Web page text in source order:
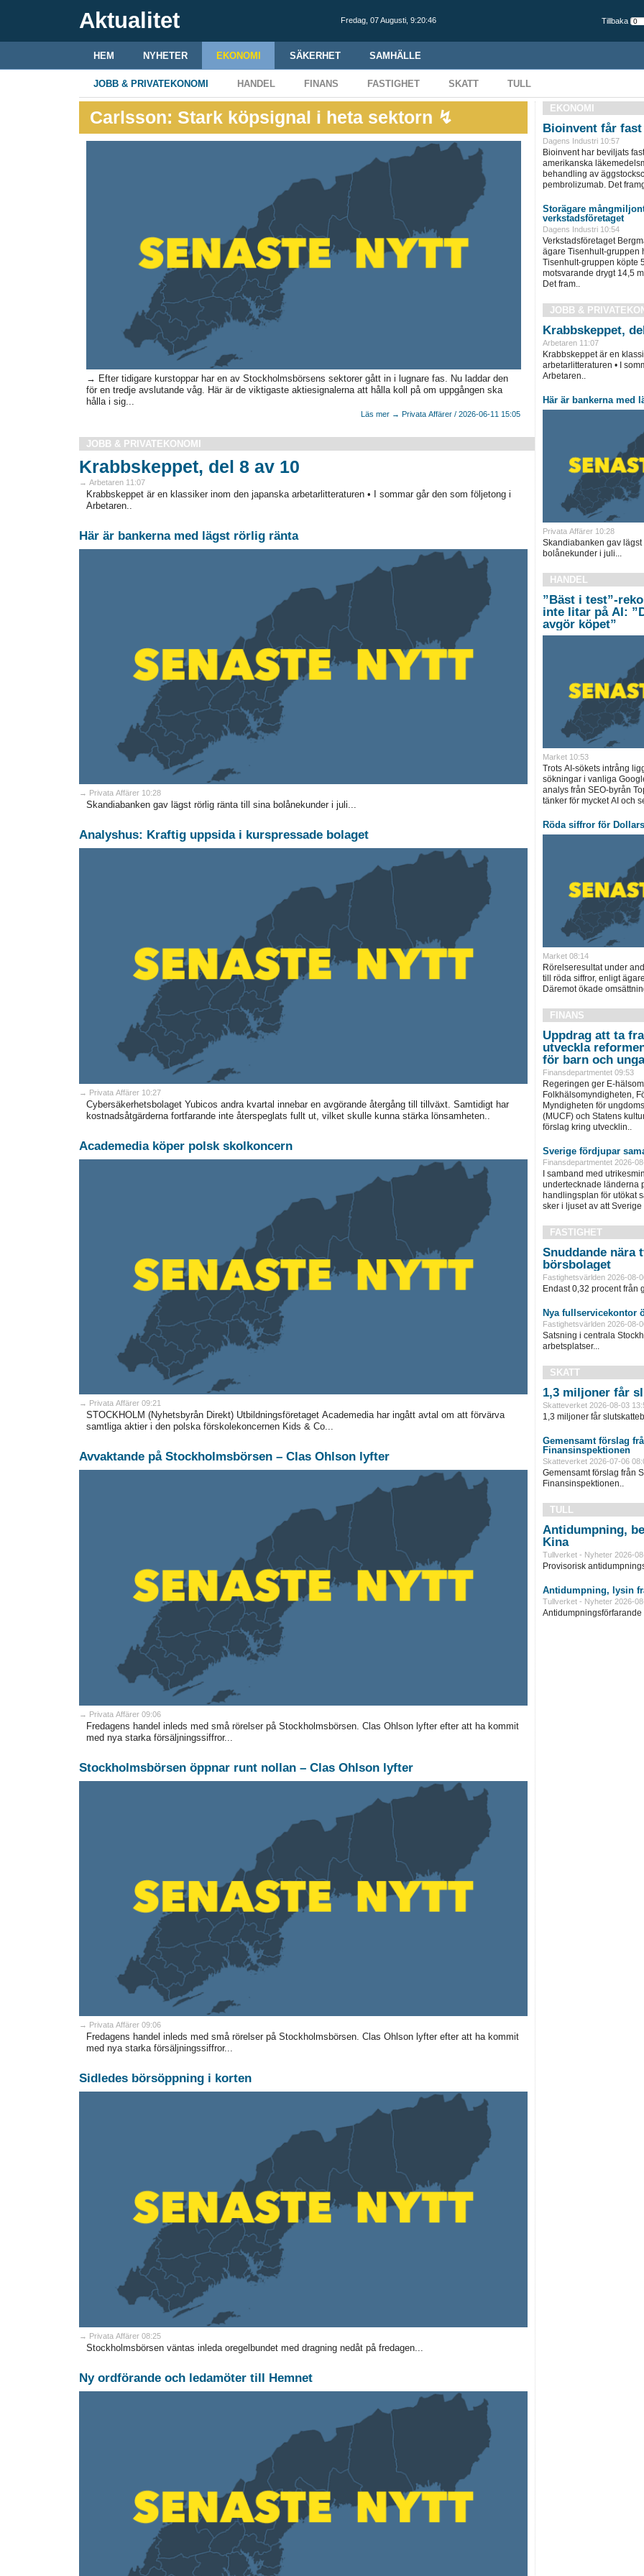
Aktualitet Fredag, 07 Augusti, 9:20:47 Tillbaka
HEM NYHETER EKONOMI SÄKERHET SAMHÄLLE
JOBB & PRIVATEKONOMI HANDEL FINANS FASTIGHET SKATT TULL
Carlsson: Stark köpsignal i heta sektorn ↯
→ Efter tidigare kurstoppar har en av Stockholmsbörsens sektorer gått in i lugnare fas. Nu laddar den
för en tredje avslutande våg. Här är de viktigaste aktiesignalerna att hålla koll på om uppgången ska
hålla i sig...
Läs mer → Privata Affärer / 2026-06-11 15:05
JOBB & PRIVATEKONOMI
Krabbskeppet, del 8 av 10
→ Arbetaren 11:07
Krabbskeppet är en klassiker inom den japanska arbetarlitteraturen • I sommar går den som följetong i
Arbetaren..
Här är bankerna med lägst rörlig ränta
→ Privata Affärer 10:28
Skandiabanken gav lägst rörlig ränta till sina bolånekunder i juli...
Analyshus: Kraftig uppsida i kurspressade bolaget
→ Privata Affärer 10:27
Cybersäkerhetsbolaget Yubicos andra kvartal innebar en avgörande återgång till tillväxt. Samtidigt har
kostnadsåtgärderna fortfarande inte återspeglats fullt ut, vilket skulle kunna stärka lönsamheten..
Academedia köper polsk skolkoncern
→ Privata Affärer 09:21
STOCKHOLM (Nyhetsbyrån Direkt) Utbildningsföretaget Academedia har ingått avtal om att förvärva
samtliga aktier i den polska förskolekoncernen Kids & Co...
Avvaktande på Stockholmsbörsen – Clas Ohlson lyfter
→ Privata Affärer 09:06
Fredagens handel inleds med små rörelser på Stockholmsbörsen. Clas Ohlson lyfter efter att ha kommit
med nya starka försäljningssiffror...
Stockholmsbörsen öppnar runt nollan – Clas Ohlson lyfter
→ Privata Affärer 09:06
Fredagens handel inleds med små rörelser på Stockholmsbörsen. Clas Ohlson lyfter efter att ha kommit
med nya starka försäljningssiffror...
Sidledes börsöppning i korten
→ Privata Affärer 08:25
Stockholmsbörsen väntas inleda oregelbundet med dragning nedåt på fredagen...
Ny ordförande och ledamöter till Hemnet
EKONOMI
Bioinvent får fast
Dagens Industri 10:57
Bioinvent har beviljats
amerikanska
behandling av
pembrolizumab. Det
Storägare
verkstadsföretaget
Dagens Industri 10:54
Verkstadsföretaget
ägare Tisenhult-gruppen
Tisenhult-gruppen köpte
motsvarande drygt 14,5
Det fram..
JOBB &
Krabbskeppet,
Arbetaren 11:07
Krabbskeppet är en
arbetarlitteraturen • I
Arbetaren..
Här är bankerna med
Privata Affärer 10:28
Skandiabanken gav
bolånekunder i juli...
HANDEL
”Bäst i test”-
inte litar på AI:
avgör köpet”
Market 10:53
Trots AI-sökets intrång
sökningar i vanliga
analys från SEO-byrån
tänker för mycket AI och
Röda siffror för
Market 08:14
Rörelseresultat under
till röda siffror, enligt
Däremot ökade
FINANS
Uppdrag att ta
utveckla
för barn och unga
Finansdepartmentet 09:53
Regeringen ger E-
Folkhälsomyndigheten,
Myndigheten för
(MUCF) och Statens
förslag kring utvecklin..
Sverige fördjupar
Finansdepartmentet 2026-
I samband med
undertecknade länderna
handlingsplan för utökat
sker i ljuset av att
FASTIGHET
Snuddande nära
börsbolaget
Fastighetsvärlden 2026-08-
Endast 0,32 procent från
Nya fullservicekontor
Fastighetsvärlden 2026-08-
Satsning i centrala
arbetsplatser...
SKATT
1,3 miljoner får
Skatteverket 2026-08-03
1,3 miljoner får
Gemensamt förslag
Finansinspektionen
Skatteverket 2026-07-06
Gemensamt förslag från
Finansinspektionen..
TULL
Antidumpning,
Kina
Tullverket - Nyheter 2026-
Provisorisk
Antidumpning, lysin
Tullverket - Nyheter 2026-
Antidumpningsförfarande